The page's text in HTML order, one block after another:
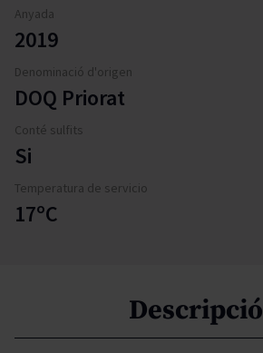
Anyada
2019
Denominació d'origen
DOQ Priorat
Conté sulfits
Si
Temperatura de servicio
17ºC
Descripció